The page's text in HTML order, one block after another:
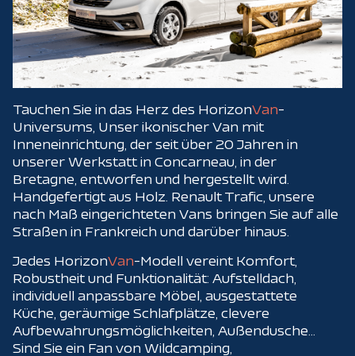
Tauchen Sie in das Herz des HorizonVan-
Universums, Unser ikonischer Van mit
Inneneinrichtung, der seit über 20 Jahren in
unserer Werkstatt in Concarneau, in der
Bretagne, entworfen und hergestellt wird.
Handgefertigt aus Holz. Renault Trafic, unsere
nach Maß eingerichteten Vans bringen Sie auf alle
Straßen in Frankreich und darüber hinaus.
Jedes HorizonVan-Modell vereint Komfort,
Robustheit und Funktionalität: Aufstelldach,
individuell anpassbare Möbel, ausgestattete
Küche, geräumige Schlafplätze, clevere
Aufbewahrungsmöglichkeiten, Außendusche...
Sind Sie ein Fan von Wildcamping,